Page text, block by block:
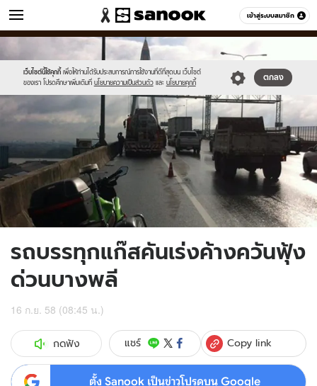
เข้าสู่ระบบสมาชิก
ข่าว หมวดอื่นๆ
เว็บไซต์นี้ใช้คุกกี้ เพื่อให้ท่านได้รับประสบการณ์การใช้งานที่ดีที่สุดบน เว็บไซต์
ของเรา โปรดศึกษาเพิ่มเติมที่ นโยบายความเป็นส่วนตัว และ นโยบายคุกกี้
ตกลง
//s.isanook.com/sr/0/images/logo-
new-
sanook.png
//s.isanook.com/ns/0/ud/373/1866238/646186-
01.jpg
รถบรรทุกแก๊สคันเร่งค้างควันฟุ้ง
ด่วนบางพลี
16 ก.ย. 58 (08:45 น.)
กดฟัง แชร์ Copy link
ตั้ง Sanook เป็นข่าวโปรดบน Google